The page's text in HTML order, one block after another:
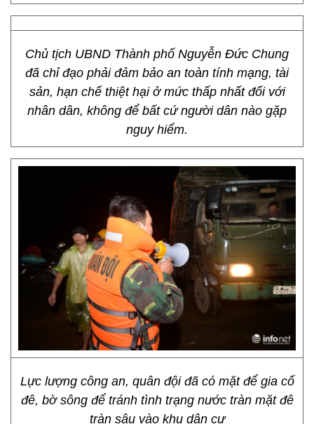
Chủ tịch UBND Thành phố Nguyễn Đức Chung
đã chỉ đạo phải đảm bảo an toàn tính mạng, tài
sản, hạn chế thiệt hại ở mức thấp nhất đối với
nhân dân, không để bất cứ người dân nào gặp
nguy hiểm.
Lực lượng công an, quân đội đã có mặt để gia cố
đê, bờ sông để tránh tình trạng nước tràn mặt đê
tràn sâu vào khu dân cư